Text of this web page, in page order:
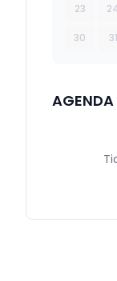
23
30 31
AGENDA